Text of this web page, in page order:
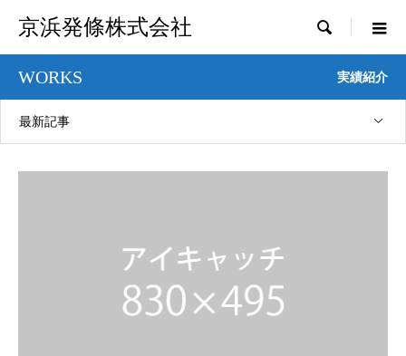
京浜発條株式会社 
WORKS 実績紹介
最新記事